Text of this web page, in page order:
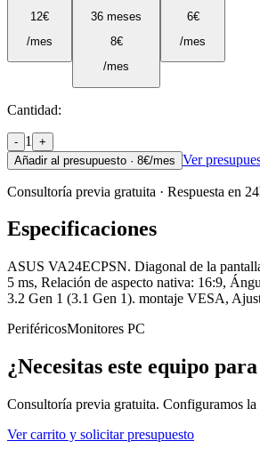
12€
/mes
36 meses
8€
/mes
6€
/mes
Cantidad:
- 1
+
Añadir al presupuesto · 8€/mes Ver
Consultoría previa gratuita · Respuesta en
Especificaciones
ASUS VA24ECPSN. Diagonal de la
5 ms, Relación de aspecto nativa: 16:9,
3.2 Gen 1 (3.1 Gen 1). montaje VESA,
PeriféricosMonitores PC
¿Necesitas este equipo
Consultoría previa gratuita. Configuramos la
Ver carrito y solicitar presupuesto